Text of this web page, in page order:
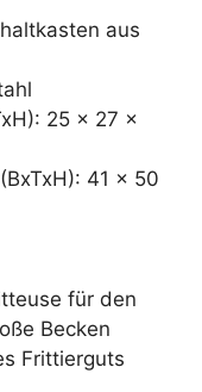
aus
25 x 27 x
41 x 50
für den
Becken
Frittierguts